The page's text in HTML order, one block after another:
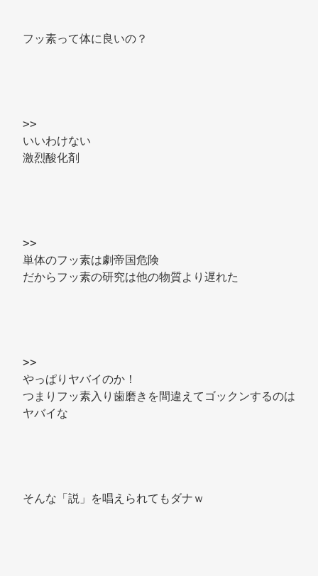
フッ素って体に良いの？
>>
いいわけない
激烈酸化剤
>>
単体のフッ素は劇帝国危険
だからフッ素の研究は他の物質より遅れた
>>
やっぱりヤバイのか！
つまりフッ素入り歯磨きを間違えてゴックンするのは
ヤバイな
そんな「説」を唱えられてもダナｗ